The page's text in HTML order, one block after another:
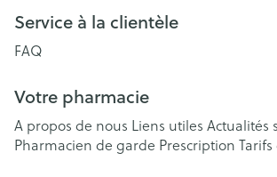
Service à la clientèle
FAQ
Votre pharmacie
A propos de nous Liens utiles Actualités
Pharmacien de garde Prescription